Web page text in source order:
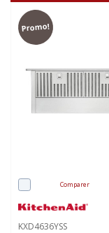
Promo!
Comparer
KXD4636YSS